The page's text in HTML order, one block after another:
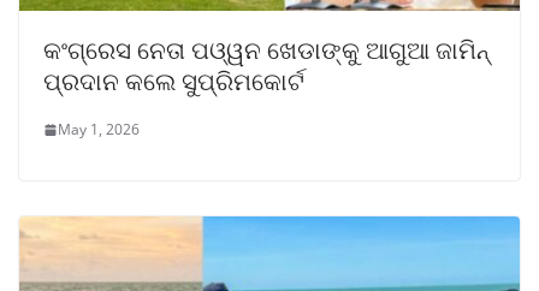
କଂଗ୍ରେସ ନେତା ପଓ୍ୱନ ଖେଡାଙ୍କୁ ଆଗୁଆ ଜାମିନ୍
ପ୍ରଦାନ କଲେ ସୁପ୍ରିମକୋର୍ଟ
May 1, 2026